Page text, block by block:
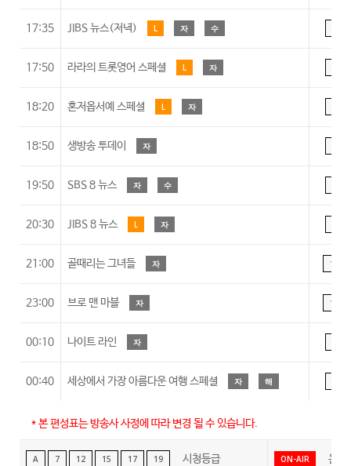
17:35 JIBS 뉴스(저녁) L 자 수
17:50 라라의 트롯영어 스페셜 L 자
18:20 혼저옵서예 스페셜 L 자
18:50 생방송 투데이 자
19:50 SBS 8 뉴스 자 수
20:30 JIBS 8 뉴스 L 자
21:00 골때리는 그녀들 자 15
23:00 브로 맨 마블 자 15
00:10 나이트 라인 자
00:40 세상에서 가장 아름다운 여행 스페셜 자 해
* 본 편성표는 방송사 사정에 따라 변경 될 수 있습니다.
A 7 12 15 17 19 시청등급 ON-AIR 온에